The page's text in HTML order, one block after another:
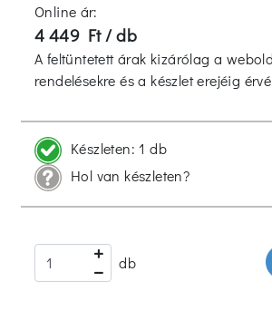
Online ár:
4 449 Ft / db
A feltüntetett árak kizárólag a
rendelésekre és a készlet erejéig
Készleten:1 db
Hol van készleten?
db